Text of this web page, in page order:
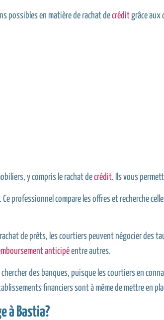
possibles en matière de rachat decréditgrâce aux
y compris le rachat decrédit. Ils vous
professionnel compare les offres et recherche
de prêts, les courtiers peuvent négocier des
anticipéentre autres.
des banques, puisque les courtiers en
financiers sont à même de mettre en
à Bastia?